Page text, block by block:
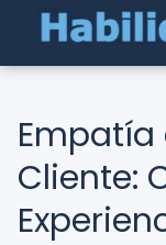
Empatía
Cliente: